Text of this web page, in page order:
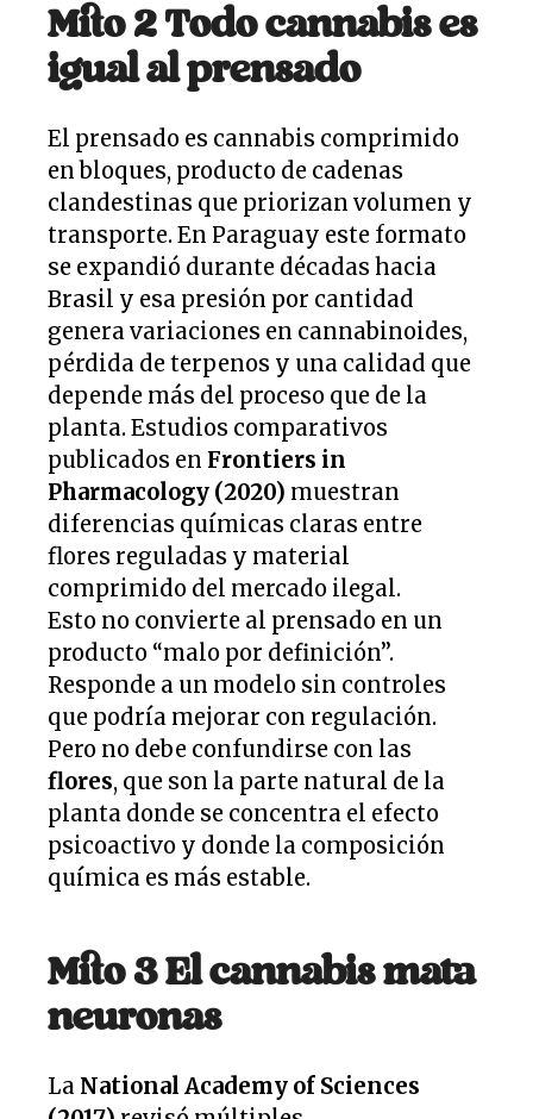
Mito 2 Todo cannabis es
igual al prensado
El prensado es cannabis comprimido
en bloques, producto de cadenas
clandestinas que priorizan volumen y
transporte. En Paraguay este formato
se expandió durante décadas hacia
Brasil y esa presión por cantidad
genera variaciones en cannabinoides,
pérdida de terpenos y una calidad que
depende más del proceso que de la
planta. Estudios comparativos
publicados en Frontiers in
Pharmacology (2020) muestran
diferencias químicas claras entre
flores reguladas y material
comprimido del mercado ilegal.
Esto no convierte al prensado en un
producto “malo por definición”.
Responde a un modelo sin controles
que podría mejorar con regulación.
Pero no debe confundirse con las
flores, que son la parte natural de la
planta donde se concentra el efecto
psicoactivo y donde la composición
química es más estable.
Mito 3 El cannabis mata
neuronas
La National Academy of Sciences